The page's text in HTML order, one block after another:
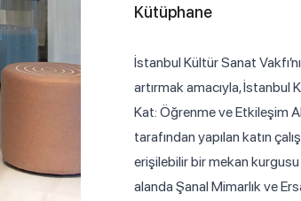
Kütüphane
İstanbul Kültür Sanat
artırmak amacıyla, İstanbul
Kat: Öğrenme ve Etkileşim
tarafından yapılan katın
erişilebilir bir mekan
alanda Şanal Mimarlık ve